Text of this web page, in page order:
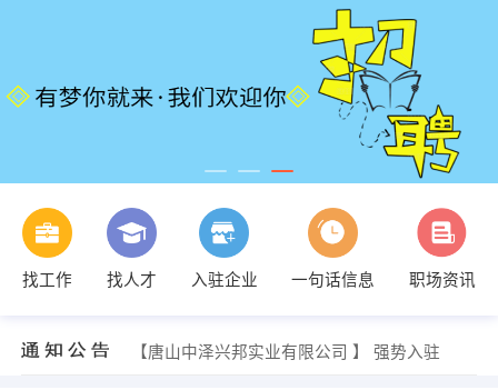
找工作 找人才 入驻企业 一句话信息 职场资讯
孙先生 发布 [人事主管 ] 招聘信息
【成都水音木语文化传媒有限公司】 强势入驻
【唐山中泽兴邦实业有限公司 】 强势入驻